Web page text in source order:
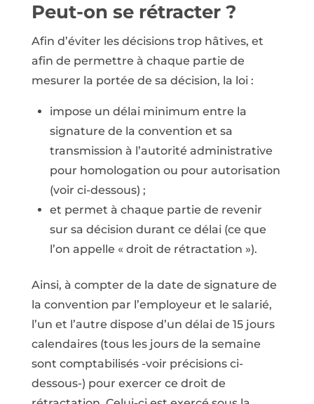
Peut-on se rétracter ?
Afin d’éviter les décisions trop hâtives, et
afin de permettre à chaque partie de
mesurer la portée de sa décision, la loi :
impose un délai minimum entre la
signature de la convention et sa
transmission à l’autorité administrative
pour homologation ou pour autorisation
(voir ci-dessous) ;
et permet à chaque partie de revenir
sur sa décision durant ce délai (ce que
l’on appelle « droit de rétractation »).
Ainsi, à compter de la date de signature de
la convention par l’employeur et le salarié,
l’un et l’autre dispose d’un délai de 15 jours
calendaires (tous les jours de la semaine
sont comptabilisés -voir précisions ci-
dessous-) pour exercer ce droit de